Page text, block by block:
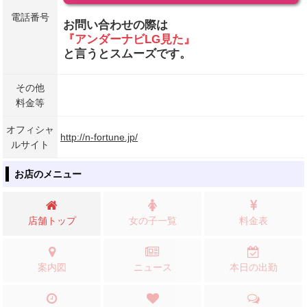
電話番号
お問い合わせの際は
『アンダーナビLG見た』
と言うとスムーズです。
その他
料金等
オフィシャ
ルサイト
http://n-fortune.jp/
お店のメニュー
店舗トップ 女の子一覧 料金表
案内図 ニュース 本日の出勤